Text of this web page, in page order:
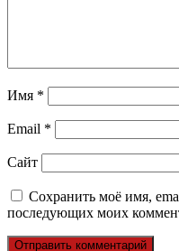
Имя *
Email *
Сайт
Сохранить моё имя,
последующих моих